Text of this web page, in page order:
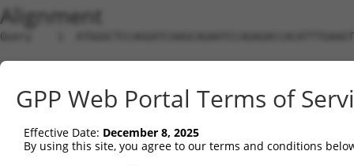
Alignment
Query    1  ATGGGCTCCAGGATCAAGCAGAATCCAGAGACCACATTTGAAGTATATGTTGAAGTGGCCTATCCCAGGACAGG  74
                                                          ||||.||||||||.|||||.||||||||
Sbjct    1  ----------------------------------------------ATGTGGAAGTGGCTTATCCTAGGACAGG  28

Query   75  TGGCACTCTTTCAGATCCTGAGGTGCAGAGGCAATTCCCGGAGGACTACAGTGACCAGGAAGTTCTACAGACTT  148
            |||||||||||||||||||||||||||||||||||||||.||||||||||||||||                  
Sbjct   29  TGGCACTCTTTCAGATCCTGAGGTGCAGAGGCAATTCCCAGAGGACTACAGTGACC------------------  84

Query  149  TGACCAAGTTTTGTTTCCCCTTCTATGTGGACAGCCTCACAGTTAGCCAAGTTGGCCAGAACTTCACATTCGTG  222
                                                                                      
Sbjct   85  --------------------------------------------------------------------------  84

Query  223  CTCACTGACATTGACAGCAAACAGAGATTCGGGTTCTGCCGCTTATCTTCAGGAGCGAAGAGCTGCTTCTGTAT  296
                                                                                      
Sbjct   85  --------------------------------------------------------------------------  84

Query  297  CTTAAGCTATCTCCCCTGGTTCGAGGTATTTTATAAGCTGCTTAACATCCTGGCAGATTACACGACAAAAAGAC  370
                |||||.||||||||||||||||||||.||||||||.|||||||||.||||||||||||||||.|||.|||
Sbjct   85  ----AGCTACCTCCCCTGGTTCGAGGTATTCTATAAGCTCCTTAACATCTTGGCAGATTACACGACGAAACGAC  154

Query  371  AGGAAAATCAGTGGAATGAGCTTCTTGAAACTCTGCACAAACTTCCCATCCCTGACCCAGGAGTGTCTGTCCAT  444
            ||||||.||||||||||||.|||||||||||||||||||.|||||||||||||||.||.|||||||||||.||.
Sbjct  155  AGGAAAGTCAGTGGAATGAACTTCTTGAAACTCTGCACAGACTTCCCATCCCTGATCCTGGAGTGTCTGTTCAC  228

Query  445  CTCAGCGTGCATTCTTATTTTACTGTGCCTGATACCAGAGAACTTCCCAGCATACCTGAGAATAGAAATCTGAC  518
            |||||.|||||||||||.||.|||||||||||||.||||||.||||||||||||||||||||||||||||||||
Sbjct  229  CTCAGTGTGCATTCTTACTTCACTGTGCCTGATAGCAGAGAGCTTCCCAGCATACCTGAGAATAGAAATCTGAC  302

Query  519  AGAATATTTTGTGGCTGTGGATGTTAACAACATGTTGCATCTGTACGCCAGTATGCTGTACGAACGCCGGATAC  592
            ||||||||||||||||||||||||.||||||||||||||||||||||||||.||||||||.|||||||||||.|
Sbjct  303  AGAATATTTTGTGGCTGTGGATGTGAACAACATGTTGCATCTGTACGCCAGCATGCTGTATGAACGCCGGATCC  376

Query  593  TCATCATTTGCAGCAAACTCAGCACTCTGACTGCCTGCATCCACGGGTCTGCGGCGATGCTCTACCCCATGTAC  666
            |||||||.||||||||.|||||.||..||||.||||||||||||||.||.||.||.|||||||||||.||||||
Sbjct  377  TCATCATCTGCAGCAAGCTCAGTACATTGACGGCCTGCATCCACGGCTCAGCTGCCATGCTCTACCCTATGTAC  450

Query  667  TGGCAGCACGTGTACATCCCCGTGCTGCCGCCGCATCTGCTGGACTACTGCTGTGCTCCCATGCCCTACCTCAT  740
            ||||||||.|||||||||||.||||||||.||.|||||||||||||||||||||||||||||||||||||||||
Sbjct  451  TGGCAGCATGTGTACATCCCTGTGCTGCCCCCACATCTGCTGGACTACTGCTGTGCTCCCATGCCCTACCTCAT  524

Query  741  AGGAATCCATTTAAGTTTAATGGAGAAAGTCAGAAACATGGCCCTGGATGATGTCGTGATCCTGAATGTGGACA  814
            |||||||||||||||||||||||||||.|||||.|||||||||||.||||||||.||||||.||||.|||||||
Sbjct  525  AGGAATCCATTTAAGTTTAATGGAGAAGGTCAGGAACATGGCCCTCGATGATGTTGTGATCTTGAACGTGGACA  598

Query  815  CCAACACCCTGGAAACCCCCTTCGATGACCTCCAGAGCCTCCCAAACGACGTGATCTCTTCCCTGAAGAACAGG  888
            |||||||||||||||||||.||.|||||||||||||||||||||||.||.||||||||.|||||||||||||||
Sbjct  599  CCAACACCCTGGAAACCCCTTTTGATGACCTCCAGAGCCTCCCAAATGATGTGATCTCCTCCCTGAAGAACAGG  672

Query  889  CTGAAAAAGGTCTCCACAACCACTGGGGATGGTGTGGCCAGAGCGTTCCTCAAGGCCCAGGCTGCTTTCTTCGG  962
            |||||.||||||||.||||||||.||.|||||.|||||||||||.||||||||||||||||||||||||||.||
Sbjct  673  CTGAAGAAGGTCTCTACAACCACAGGTGATGGGGTGGCCAGAGCCTTCCTCAAGGCCCAGGCTGCTTTCTTTGG  746

Query  963  TAGCTACCGAAACGCTCTGAAAATCGAGCCGGAGGAGCCGATCACTTTCTGTGAGGAAGCCTTCGTGTCCCACT  1036
            .||||||||.||.||.||||||||.|||||.||.||.||.|||||||||.|||||||||||||.||.|||||||
Sbjct  747  CAGCTACCGGAATGCACTGAAAATTGAGCCAGAAGAACCCATCACTTTCAGTGAGGAAGCCTTTGTATCCCACT  820

Query 1037  ACCGCTCCGGAGCCATGAGGCAGTTCCTGCAGAACGCCACACAGCTGCAGCTCTTCAAGCAGTTTATTGATGGT  1110
            |||||||.||||||||||..||||||||.|||||.|||||||||.||||||||||||||||||||||.|||||.
Sbjct  821  ACCGCTCTGGAGCCATGAAACAGTTCCTACAGAATGCCACACAGTTGCAGCTCTTCAAGCAGTTTATCGATGGC  894

Query 1111  CGATTAGATCTTCTCAATTCCGGCGAAGGTTTCAGTGATGTTTTTGAAGAGGAAATCAACATGGGCGAGTACGC  1184
            |||.||||.||||||||||||||.|||||||||||.|||||.|||||.|||||||||||||||||.|||||.||
Sbjct  895  CGACTAGACCTTCTCAATTCCGGTGAAGGTTTCAGCGATGTCTTTGAGGAGGAAATCAACATGGGAGAGTATGC  968

Query 1185  TGGCAGTGACAAACTGTACCATCAGTGGCTCTCCACTGTCCGGAAAGGAAGTGGAGCAATTCTGAATACTGTAA  1258
            .||||||||.||||||||||||||||||||.|||||.|||.|||||||||||||.||.||||||||||||||||
Sbjct  969  CGGCAGTGATAAACTGTACCATCAGTGGCTGTCCACAGTCAGGAAAGGAAGTGGTGCGATTCTGAATACTGTAA  1042

Query 1259  AGACCAAAGCAAATCCGGCCATGAAGACTGTCTACAAGTTCGCAAAAGATCATGCAAAAATGGGAATAAAAGAG  1332
            |.||.|||||.||.||.|||||||||||||||||||||||.|||||||||||||||||||||||||||||.|||
Sbjct 1043  AAACAAAAGCTAACCCAGCCATGAAGACTGTCTACAAGTTTGCAAAAGATCATGCAAAAATGGGAATAAAGGAG  1116

Query 1333  GTGAAAAACCGCTTGAAGCAAAAGGACATTGCCGAGAATGGCTGCGCCCCCACCCCAGAAGAGCAGCTGCCAAA  1406
            |||||||||||||||||||||||||||||..|.|||||.|||||.|...||.|..|||||||.|..||||||||
Sbjct 1117  GTGAAAAACCGCTTGAAGCAAAAGGACATCACGGAGAACGGCTGTGTGTCCTCTGCAGAAGATCCACTGCCAAA  1190

Query 1407  GACTGCA--CCGTCCCCACTGGTGGAGGCCAAGGACCCCAAGCTCCGAGAAGACCGGCGGCCAATCACAGTCCA  1478
            |||  ||  ||.|||||||.||..|||.||.|||||||||..||.||||||||||||.|.||||||||||||||
Sbjct 1191  GAC--CATGCCATCCCCACAGGCAGAGACCCAGGACCCCAGACTTCGAGAAGACCGGAGACCAATCACAGTCCA  1262

Query 1479  CTTTGGACAG---------------------------------------------------------GTGCGCC  1495
            ||||||.|||                                                         ||.||.|
Sbjct 1263  CTTTGGGCAGCAACAAAGACTTCATCCCACTCGGCCGCCGCCTCCCAAGATCCAGCGCTCAAGGCCCGTACGGC  1336

Query 1496
GPP Web Portal Terms of
Effective Date: December 8, 2025
By using this site, you agree to our terms and conditions